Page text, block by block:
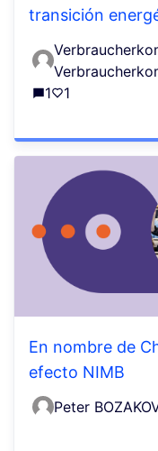
transición
1
1
En nombre de
efecto NIMB
Peter